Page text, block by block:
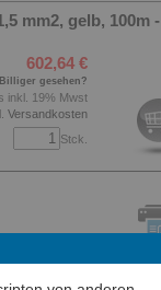
mm2, gelb, 100m -
602,64 €
Billiger gesehen?
inkl. 19% Mwst
Versandkosten
Stck.
wasser- und